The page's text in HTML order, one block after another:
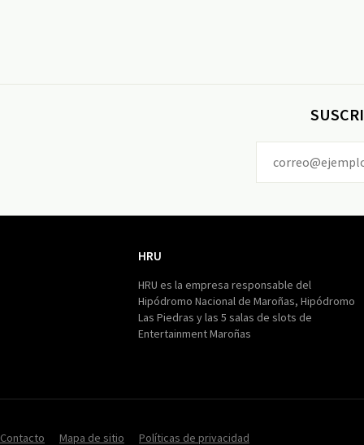
HRU
HRU es la empresa responsable del
Hipódromo Nacional de Maroñas, Hipódromo
Las Piedras y las 5 salas de slots de
Entertainment Maroñas
Contacto Mapa de sitio Políticas de privacidad